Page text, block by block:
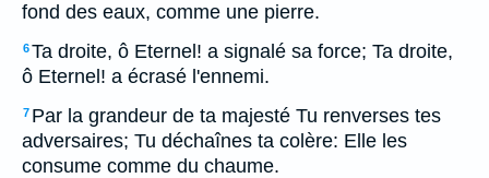
fond des eaux, comme une pierre.
6Ta droite, ô Eternel! a signalé sa force; Ta droite,
ô Eternel! a écrasé l'ennemi.
7 Par la grandeur de ta majesté Tu renverses tes
adversaires; Tu déchaînes ta colère: Elle les
consume comme du chaume.